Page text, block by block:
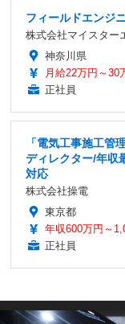
フィールドエンジ
株式会社マイスター
神奈川県
月給22万円～30
正社員
「電気工事施工管
ディレクター/年収
対応
株式会社操電
東京都
年収600万円～
正社員